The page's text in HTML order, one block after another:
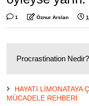
1 Öznur Arslan
Procrastination Nedir?
HAYATI LİMONATAYA
MÜCADELE REHBERİ